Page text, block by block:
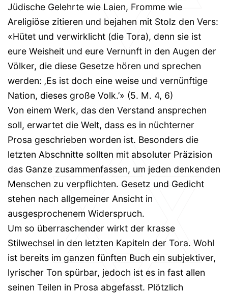
Jüdische Gelehrte wie Laien, Fromme wie
Areligiöse zitieren und bejahen mit Stolz den Vers:
«Hütet und verwirklicht (die Tora), denn sie ist
eure Weisheit und eure Vernunft in den Augen der
Völker, die diese Gesetze hören und sprechen
werden: ‚Es ist doch eine weise und vernünftige
Nation, dieses große Volk.’» (5. M. 4, 6)
Von einem Werk, das den Verstand ansprechen
soll, erwartet die Welt, dass es in nüchterner
Prosa geschrieben worden ist. Besonders die
letzten Abschnitte sollten mit absoluter Präzision
das Ganze zusammenfassen, um jeden denkenden
Menschen zu verpflichten. Gesetz und Gedicht
stehen nach allgemeiner Ansicht in
ausgesprochenem Widerspruch.
Um so überraschender wirkt der krasse
Stilwechsel in den letzten Kapiteln der Tora. Wohl
ist bereits im ganzen fünften Buch ein subjektiver,
lyrischer Ton spürbar, jedoch ist es in fast allen
seinen Teilen in Prosa abgefasst. Plötzlich